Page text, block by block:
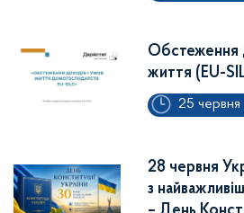
Обстеження
життя (EU-
25
28 червня
з